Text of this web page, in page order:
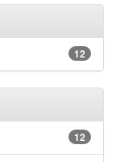
12
12